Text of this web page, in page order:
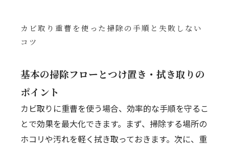
カビ取り重曹を使った掃除の手順と失敗しない
コツ
基本の掃除フローとつけ置き・拭き取りの
ポイント
カビ取りに重曹を使う場合、効率的な手順を守るこ
とで効果を最大化できます。まず、掃除する場所の
ホコリや汚れを軽く拭き取っておきます。次に、重